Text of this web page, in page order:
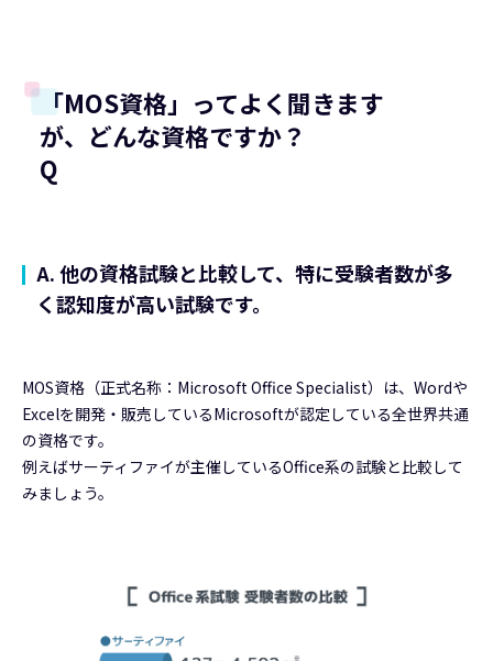
Q
「MOS資格」ってよく聞きます
が、どんな資格ですか？
A. 他の資格試験と比較して、特に受験者数が多
く認知度が高い試験です。
MOS資格（正式名称：Microsoft Office Specialist）は、Wordや
Excelを開発・販売しているMicrosoftが認定している全世界共通
の資格です。
例えばサーティファイが主催しているOffice系の試験と比較して
みましょう。